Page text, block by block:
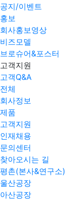
공지/이벤트
홍보
회사홍보영상
비즈모델
브로슈어&포스터
고객지원
고객Q&A
전체
회사정보
제품
고객지원
인재채용
문의센터
찾아오시는 길
평촌(본사&연구소)
울산공장
아산공장